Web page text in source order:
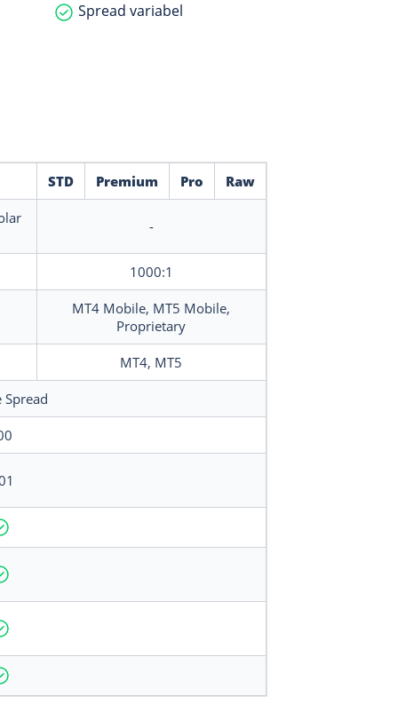
Spread variabel
STD Premium Pro Raw
-
1000:1
MT4 Mobile, MT5 Mobile,
Proprietary
MT4, MT5
Spread